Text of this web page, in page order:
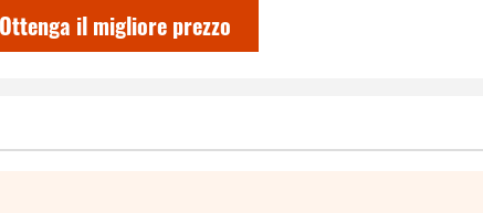
Ottenga il migliore prezzo